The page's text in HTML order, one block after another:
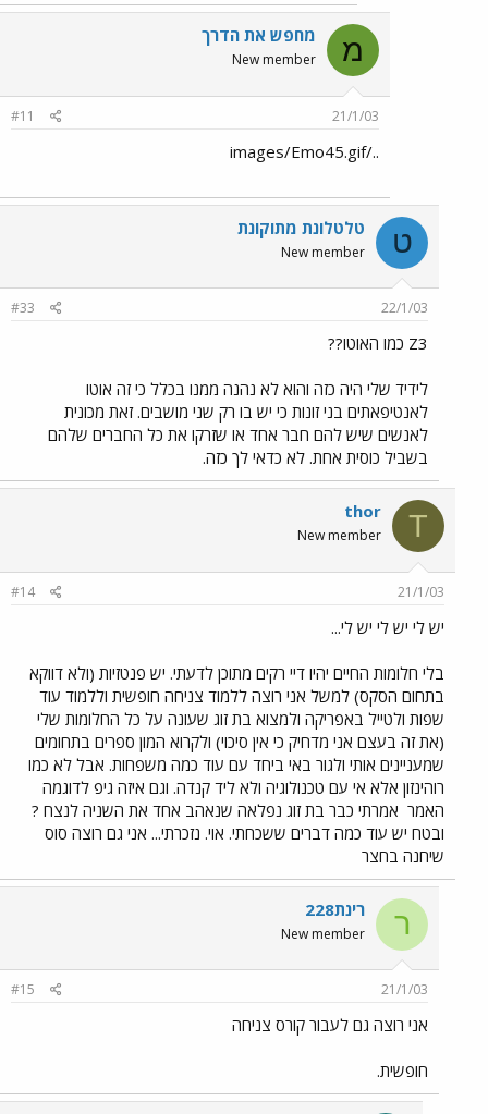
מ מחפש את הדרך
New member
21/1/03
#11
../images/Emo45.gif
ט טלטלונת מתוקונת
New member
22/1/03
#33
Z3 כמו האוטו??
לידיד שלי היה כזה והוא לא נהנה ממנו בכלל כי זה אוטו
לאנטיפאתים בני זונות כי יש בו רק שני מושבים. זאת מכונית
לאנשים שיש להם חבר אחד או שזרקו את כל החברים שלהם
בשביל כוסית אחת. לא כדאי לך כזה.
T
thor
New member
21/1/03
#14
יש לי יש לי יש לי...
בלי חלומות החיים יהיו דיי רקים מתוכן לדעתי. יש פנטזיות (ולא דווקא
בתחום הסקס) למשל אני רוצה ללמוד צניחה חופשית וללמוד עוד
שפות ולטייל באפריקה ולמצוא בת זוג שעונה על כל החלומות שלי
(את זה בעצם אני מדחיק כי אין סיכוי) ולקרוא המון ספרים בתחומים
שמעניינים אותי ולגור באי ביחד עם עוד כמה משפחות. אבל לא כמו
רוהינזון אלא אי עם טכנולוגיה ולא ליד קנדה. וגם איזה גיפ לדוגמה
האמר אמרתי כבר בת זוג נפלאה שנאהב אחד את השניה לנצח ?
ובטח יש עוד כמה דברים ששכחתי. אוי. נזכרתי... אני גם רוצה סוס
שיחנה בחצר
ר רינת228
New member
21/1/03
#15
אני רוצה גם לעבור קורס צניחה
חופשית.